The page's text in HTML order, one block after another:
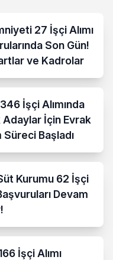
27 İşçi Alımı
Son Gün!
ve Kadrolar
İşçi Alımında
Adaylar İçin Evrak
Süreci Başladı
Kurumu 62 İşçi
Devam
İşçi Alımı